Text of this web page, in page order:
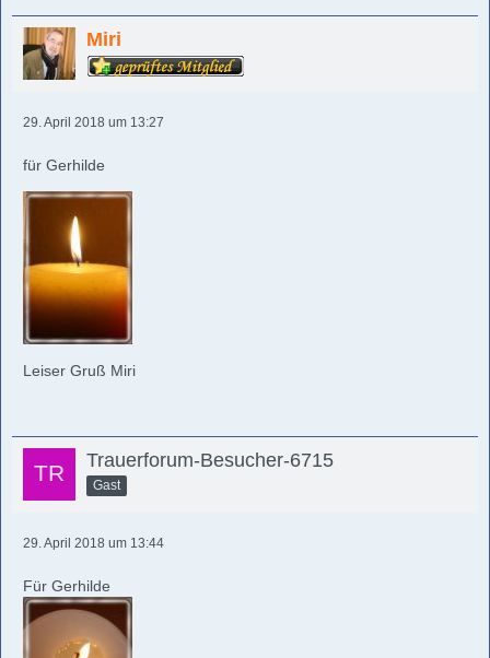
Miri
29. April 2018 um 13:27
für Gerhilde
Leiser Gruß Miri
Trauerforum-Besucher-6715
Gast
29. April 2018 um 13:44
Für Gerhilde